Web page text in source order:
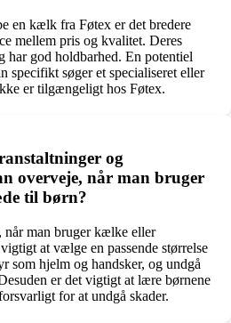
en kælk fra Føtex er det bredere
mellem pris og kvalitet. Deres
har god holdbarhed. En potentiel
specifikt søger et specialiseret eller
er tilgængeligt hos Føtex.
og
overveje, når man bruger
til børn?
når man bruger kælke eller
at vælge en passende størrelse
som hjelm og handsker, og undgå
er det vigtigt at lære børnene
for at undgå skader.